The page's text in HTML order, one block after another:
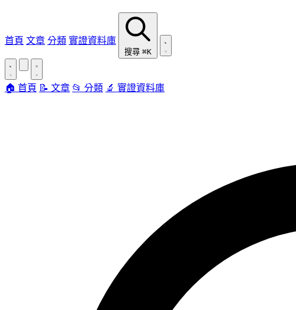
首頁 文章 分類 實證資料庫
搜尋 ⌘K
🏠 首頁 📝 文章 📂 分類 🔬 實證資料庫